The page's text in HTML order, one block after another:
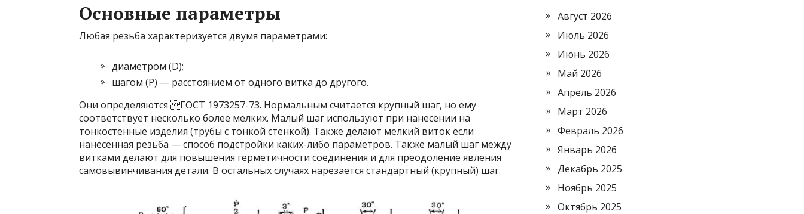
Основные параметры
Любая резьба характеризуется двумя параметрами:
диаметром (D);
шагом (P) — расстоянием от одного витка до другого.
Они определяются ГОСТ 1973257-73. Нормальным считается крупный шаг, но ему
соответствует несколько более мелких. Малый шаг используют при нанесении на
тонкостенные изделия (трубы с тонкой стенкой). Также делают мелкий виток если
нанесенная резьба — способ подстройки каких-либо параметров. Также малый шаг между
витками делают для повышения герметичности соединения и для преодоление явления
самовывинчивания детали. В остальных случаях нарезается стандартный (крупный) шаг.
Август 2026
Июль 2026
Июнь 2026
Май 2026
Апрель 2026
Март 2026
Февраль 2026
Январь 2026
Декабрь 2025
Ноябрь 2025
Октябрь 2025